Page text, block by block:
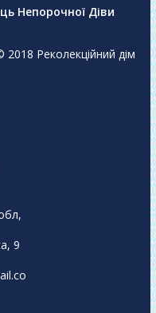
Непорочної Діви
2018 Реколекційний дім
9